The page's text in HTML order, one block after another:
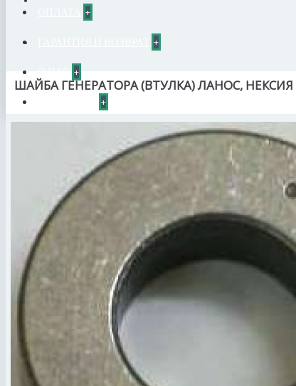
+
+
+
+
ШАЙБА ГЕНЕРАТОРА (ВТУЛКА) ЛАНОС, НЕКСИЯ